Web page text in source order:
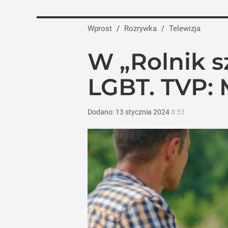
Wrze po roku Nawrockiego.
Netflix pokazał największe serialowe
Wprost / Rozrywka / Telewizja
W „Rolnik
LGBT.
Dodano: 13 stycznia 2024 8:53